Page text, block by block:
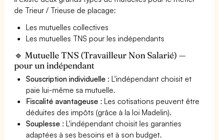
de Trieur / Trieuse de placage:
Les mutuelles collectives
Les mutuelles TNS pour les indépendants
🔹 Mutuelle TNS (Travailleur Non Salarié) —
pour un indépendant
Souscription individuelle : L'indépendant choisit et
paie lui-même sa mutuelle.
Fiscalité avantageuse : Les cotisations peuvent être
déduites des impôts (grâce à la loi Madelin).
Souplesse : L'indépendant choisit les garanties
adaptées à ses besoins et à son budget.